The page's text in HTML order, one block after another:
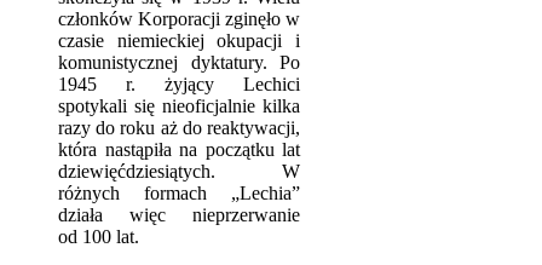
członków Korporacji zginęło w
czasie niemieckiej okupacji i
komunistycznej dyktatury. Po
1945 r. żyjący Lechici
spotykali się nieoficjalnie kilka
razy do roku aż do reaktywacji,
która nastąpiła na początku lat
dziewięćdziesiątych. W
różnych formach „Lechia”
działa więc nieprzerwanie
od 100 lat.